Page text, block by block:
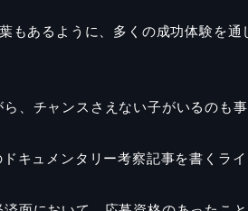
もあるように、多くの成功体験を
、チャンスさえない子がいるのも事
キュメンタリー考察記事を書くライ